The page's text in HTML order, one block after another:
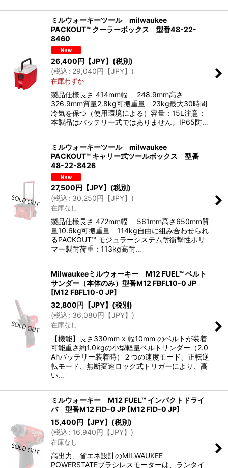
ミルウォーキーツール milwaukee
PACKOUT™ クーラーボックス 型番48-22-
8460
26,400円【JPY】 (税別)
(税込: 29,040円【JPY】 )
在庫わずか
製品仕様長さ 414mm幅 248.9mm高さ
326.9mm質量2.8kg可搬重量 23kg最大30時間
冷気を保つ（使用環境による）容量：15L注意：
本製品はバッテリー式ではありません。IP65防…
ミルウォーキーツール milwaukee
PACKOUT™ キャリー式ツールボックス 型番
48-22-8426
27,500円【JPY】 (税別)
(税込: 30,250円【JPY】 )
在庫なし
製品仕様長さ 472mm幅 561mm高さ650mm質
量10.6kg可搬重量 114kg自由に組み合わせられ
るPACKOUT™ モジュラーシステム耐衝撃性ポリ
マー製耐荷重：113kg高耐…
Milwaukeeミルウォーキー M12 FUEL™ ベルト
サンダー（本体のみ）型番M12 FBFL10-0 JP
[M12 FBFL10-0 JP]
32,800円【JPY】 (税別)
(税込: 36,080円【JPY】 )
在庫なし
【機能】長さ330mm x 幅10mm のベルトが装着
可能重さ約1.0kgの小型軽量ベルトサンダー（2.0
Ahバッテリー装着時）２つの速度モード、正転逆
転モード、無断変速ロック式トリガーにより、高
い…
ミルウォーキー M12 FUEL™ インパクトドライ
バ 型番M12 FID-0 JP [M12 FID-0 JP]
15,400円【JPY】 (税別)
(税込: 16,940円【JPY】 )
在庫なし
高出力、省エネ設計のMILWAUKEE
POWERSTATEブラシレスモーターは、ランタイ